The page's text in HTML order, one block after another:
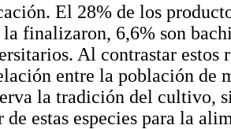
El 28% de los
la finalizaron, 6,6% son
Al contrastar estos
entre la población de
la tradición del cultivo,
de estas especies para la